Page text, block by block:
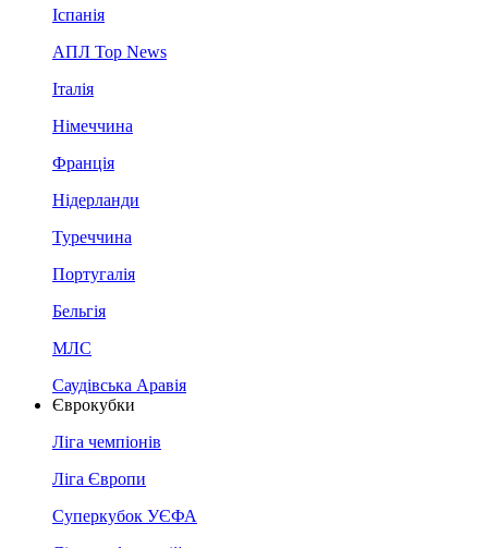
Іспанія
АПЛ Top News
Італія
Німеччина
Франція
Нідерланди
Туреччина
Португалія
Бельгія
МЛС
Саудівська Аравія
Єврокубки
Ліга чемпіонів
Ліга Європи
Суперкубок УЄФА